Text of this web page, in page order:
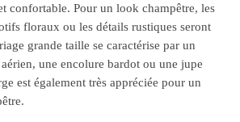
confortable. Pour un look champêtre, les
floraux ou les détails rustiques seront
grande taille se caractérise par un
une encolure bardot ou une jupe
est également très appréciée pour un